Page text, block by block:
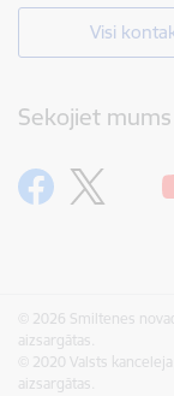
Visi
Sekojiet mums
© 2026 Smiltenes
aizsargātas.
© 2020 Valsts
aizsargātas.